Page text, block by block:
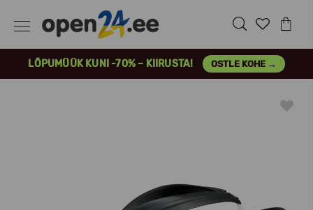
LÕPUMÜÜK KUNI -70% – KIIRUSTA! OSTLE KOHE →